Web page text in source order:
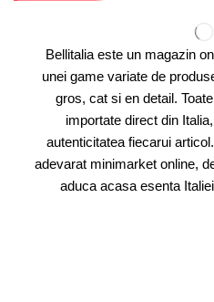
Bellitalia este un magazin
unei game variate de
gros, cat si en detail.
importate direct din
autenticitatea fiecarui
adevarat minimarket online,
aduca acasa esenta